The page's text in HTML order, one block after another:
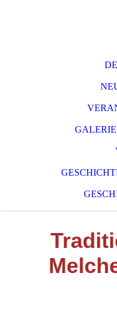
T
M